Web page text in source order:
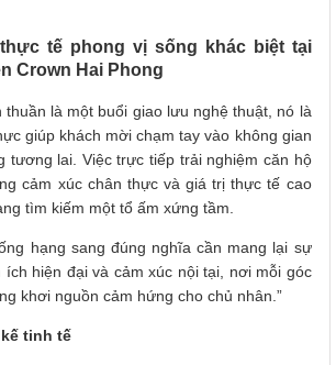
tế phong vị sống khác biệt tại
Crown Hai Phong
là một buổi giao lưu nghệ thuật, nó là
giúp khách mời chạm tay vào không gian
tương lai. Việc trực tiếp trải nghiệm căn hộ
cảm xúc chân thực và giá trị thực tế cao
tìm kiếm một tổ ấm xứng tầm.
hạng sang đúng nghĩa cần mang lại sự
ích hiện đại và cảm xúc nội tại, nơi mỗi góc
khơi nguồn cảm hứng cho chủ nhân.”
tinh tế